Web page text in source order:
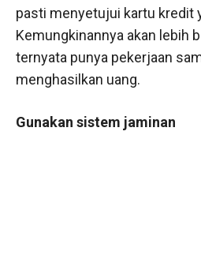
pasti menyetujui kartu kredit
Kemungkinannya akan lebih
ternyata punya pekerjaan
menghasilkan uang.
Gunakan sistem jaminan